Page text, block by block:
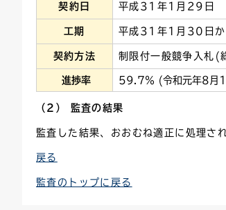
契約日 平成31年1月29日
工期 平成31年1月30日
契約方法 制限付一般競争入札(
進捗率 59.7％ (令和元年8月1
（2） 監査の結果
監査した結果、おおむね適正に処理さ
戻る
監査のトップに戻る